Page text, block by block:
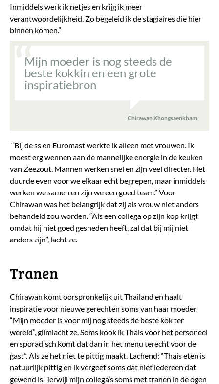
Inmiddels werk ik netjes en krijg ik meer
verantwoordelijkheid. Zo begeleid ik de stagiaires die hier
binnen komen.”
Mijn moeder is nog steeds de
beste kokkin en een grote
inspiratiebron
Chirawan Khongsaenkham
“Bij de ss en Euromast werkte ik alleen met vrouwen. Ik
moest erg wennen aan de mannelijke energie in de keuken
van Zeezout. Mannen werken snel en zijn veel directer. Het
duurde even voor we elkaar echt begrepen, maar inmiddels
werken we samen en zijn we een goed team.” Voor
Chirawan was het belangrijk dat zij als vrouw niet anders
behandeld zou worden. “Als een collega op zijn kop krijgt
omdat hij niet goed gesneden heeft, zal dat bij mij niet
anders zijn”, lacht ze.
Tranen
Chirawan komt oorspronkelijk uit Thailand en haalt
inspiratie voor nieuwe gerechten soms van haar moeder.
“Mijn moeder is voor mij nog steeds de beste kok ter
wereld”, glimlacht ze. Soms kook ik Thais voor het personeel
en sporadisch komt dat dan in het menu terecht voor de
gast”. Als ze het niet te pittig maakt. Lachend: “Thais eten is
natuurlijk pittig en ik vergeet soms dat niet iedereen dat
gewend is. Terwijl mijn collega’s soms met tranen in de ogen